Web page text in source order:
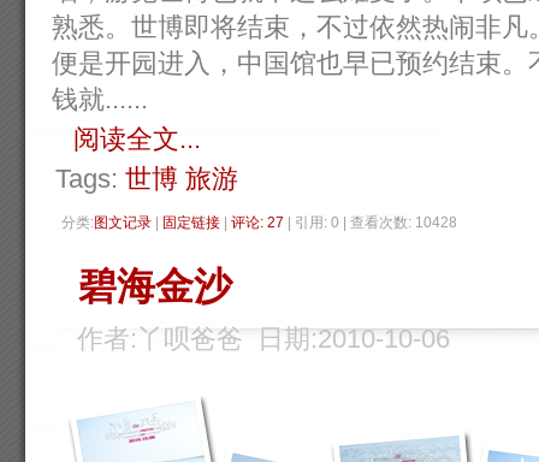
熟悉。世博即将结束，不过依然热闹非
便是开园进入，中国馆也早已预约结束
钱就......
阅读全文...
Tags: 世博 旅游
分类:图文记录 固定链接 评论: 27 | 引用: 0 | 查看次数: 10428
碧海金沙
作者:丫呗爸爸 日期:2010-10-06